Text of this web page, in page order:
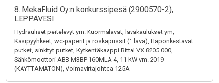
8. MekaFluid Oy:n konkurssipesä (2900570-2),
LEPPÄVESI
Hydrauliset peitelevyt ym. Kuormalavat, lavakaulukset ym,
Käsipyyhkeet, wc-paperit ja roskapussit (1 lava), Haponkestävät
putket, sinkityt putket, Kytkentäkaappi Rittal VX 8205.000,
Sähkömoottori ABB M3BP 160MLA 4, 11 KW vm. 2019
(KÄYTTÄMÄTÖN), Voimavirtajohtoa 125A